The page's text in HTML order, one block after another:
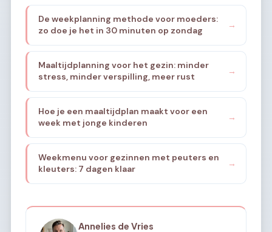
De weekplanning methode voor moeders:
zo doe je het in 30 minuten op zondag
→
Maaltijdplanning voor het gezin: minder
stress, minder verspilling, meer rust
→
Hoe je een maaltijdplan maakt voor een
week met jonge kinderen
→
Weekmenu voor gezinnen met peuters en
kleuters: 7 dagen klaar
→
Annelies de Vries